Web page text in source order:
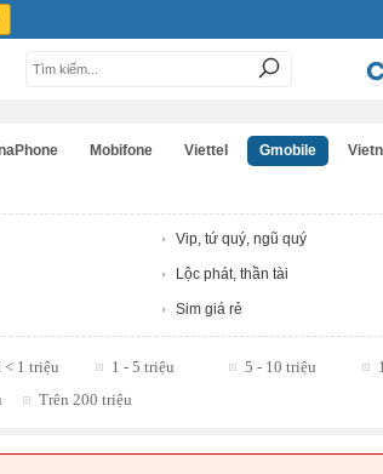
Mobifone Viettel Gmobile
Vip, tứ quý, ngũ quý
Lộc phát, thần tài
Sim giá rẻ
< 1 triệu 1 - 5 triệu 5 - 10 triệu
Trên 200 triệu